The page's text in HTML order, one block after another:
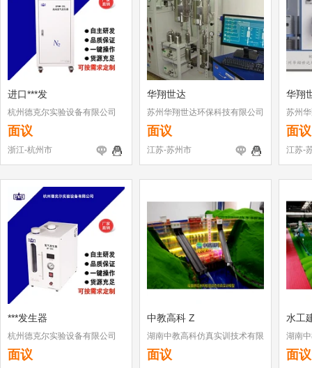
进口***发
杭州德克尔实验设备有限公司
面议
浙江-杭州市
华翔世达
苏州华翔世达环保科技有限公司
面议
江苏-苏州市
华翔
苏州
面议
江苏-
***发生器
杭州德克尔实验设备有限公司
面议
中教高科 Z
湖南中教高科仿真实训技术有限
公司
面议
水工
湖南
公司
面议